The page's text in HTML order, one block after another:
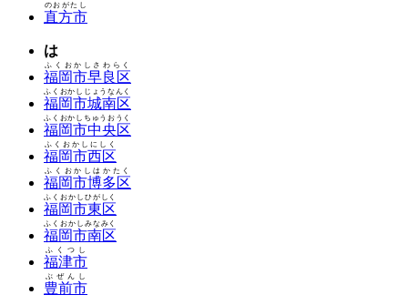
直方市
のおがたし
は
福岡市早良区
ふくおかしさわらく
福岡市城南区
ふくおかしじょうなんく
福岡市中央区
ふくおかしちゅうおうく
福岡市西区
ふくおかしにしく
福岡市博多区
ふくおかしはかたく
福岡市東区
ふくおかしひがしく
福岡市南区
ふくおかしみなみく
福津市
ふくつし
豊前市
ぶぜんし